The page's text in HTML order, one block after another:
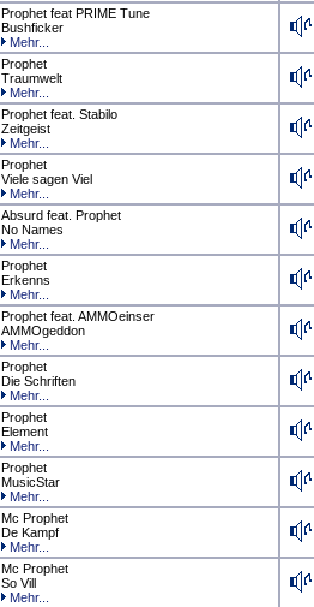
Prophet feat PRIME Tune
Bushficker
Mehr...
Prophet
Traumwelt
Mehr...
Prophet feat. Stabilo
Zeitgeist
Mehr...
Prophet
Viele sagen Viel
Mehr...
Absurd feat. Prophet
No Names
Mehr...
Prophet
Erkenns
Mehr...
Prophet feat. AMMOeinser
AMMOgeddon
Mehr...
Prophet
Die Schriften
Mehr...
Prophet
Element
Mehr...
Prophet
MusicStar
Mehr...
Mc Prophet
De Kampf
Mehr...
Mc Prophet
So Vill
Mehr...